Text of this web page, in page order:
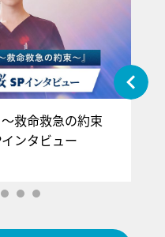
救命救急の約束
インタビュー